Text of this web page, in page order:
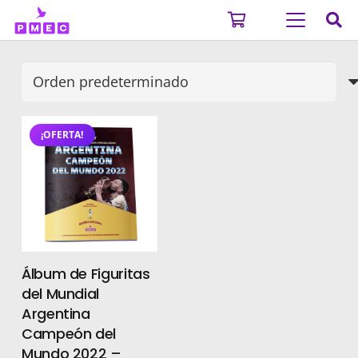
¡OFERTA!
Álbum de Figuritas
del Mundial
Argentina
Campeón del
Mundo 2022 –